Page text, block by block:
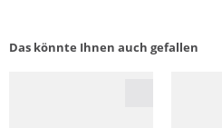
Das könnte Ihnen auch gefallen